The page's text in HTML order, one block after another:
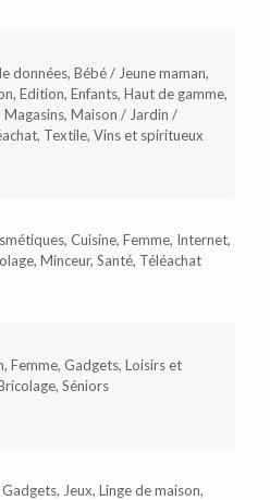
données, Bébé / Jeune maman,
Edition, Enfants, Haut de gamme,
Maison / Jardin /
Textile, Vins et spiritueux
Cuisine, Femme, Internet,
Minceur, Santé, Téléachat
Femme, Gadgets, Loisirs et
Séniors
Jeux, Linge de maison,